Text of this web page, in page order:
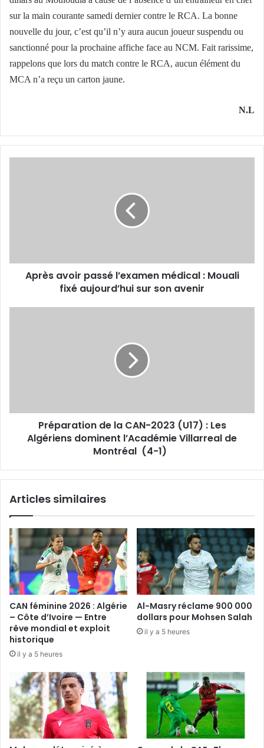
sur la main courante samedi dernier contre le RCA. La bonne
nouvelle du jour, c’est qu’il n’y aura aucun joueur suspendu ou
sanctionné pour la prochaine affiche face au NCM. Fait rarissime,
rappelons que lors du match contre le RCA, aucun élément du
MCA n’a reçu un carton jaune.
N.L
aujourd’hui
Après avoir passé l’examen médical : Mouali
fixé aujourd’hui sur son avenir
Algériens
dominent
l’Académie
Montréal
1)
Préparation de la CAN-2023 (U17) : Les
Algériens dominent l’Académie Villarreal de
Montréal (4-1)
Articles similaires
CAN féminine 2026 : Algérie
– Côte d’Ivoire — Entre
rêve mondial et exploit
historique
il y a 5 heures
Al-Masry réclame 900 000
dollars pour Mohsen Salah
il y a 5 heures